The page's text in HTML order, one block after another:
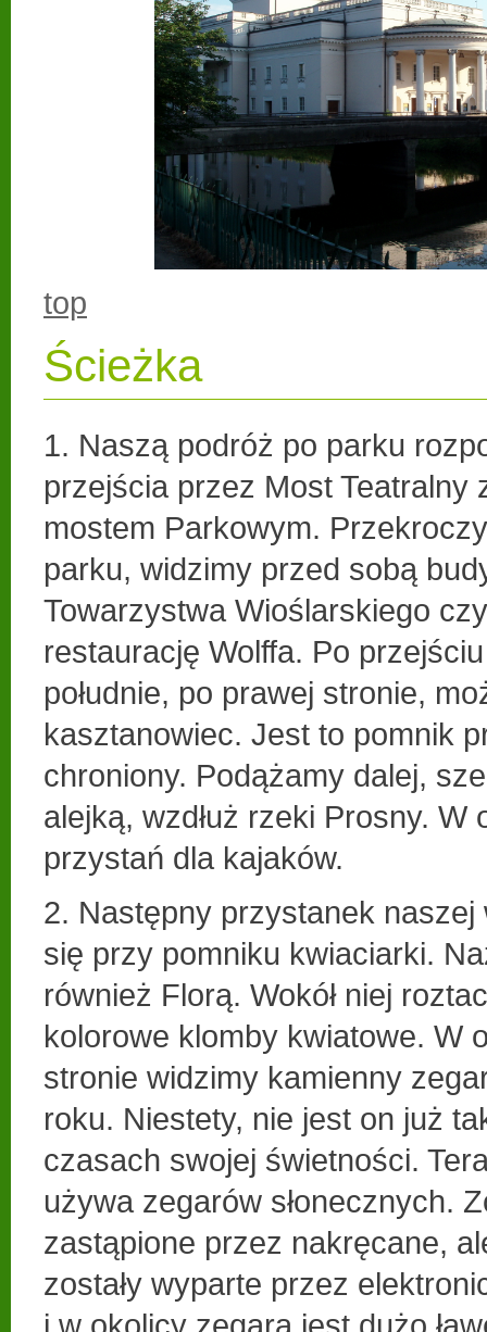
top
Ścieżka
1. Naszą podróż po parku
przejścia przez Most Teatralny
mostem Parkowym.
parku, widzimy przed sobą
Towarzystwa Wioślarskiego
restaurację Wolffa. Po
południe, po prawej stronie,
kasztanowiec. Jest to pomnik
chroniony. Podążamy dalej,
alejką, wzdłuż rzeki Prosny. W
przystań dla kajaków.
2. Następny przystanek
się przy pomniku kwiaciarki.
również Florą. Wokół niej
kolorowe klomby kwiatowe. W
stronie widzimy kamienny
roku. Niestety, nie jest on już
czasach swojej świetności.
używa zegarów słonecznych.
zastąpione przez nakręcane,
zostały wyparte przez
i w okolicy zegara jest dużo